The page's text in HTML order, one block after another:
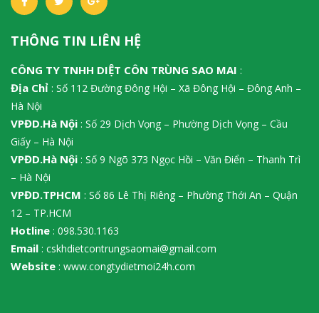
THÔNG TIN LIÊN HỆ
CÔNG TY TNHH DIỆT CÔN TRÙNG SAO MAI :
Địa Chỉ : Số 112 Đường Đông Hội – Xã Đông Hội – Đông Anh –
Hà Nội
VPĐD.Hà Nội : Số 29 Dịch Vọng – Phường Dịch Vọng – Cầu
Giấy – Hà Nội
VPĐD.Hà Nội : Số 9 Ngõ 373 Ngọc Hồi – Văn Điển – Thanh Trì
– Hà Nội
VPĐD.TPHCM : Số 86 Lê Thị Riêng – Phường Thới An – Quận
12 – TP.HCM
Hotline : 098.530.1163
Email : cskhdietcontrungsaomai@gmail.com
Website : www.congtydietmoi24h.com